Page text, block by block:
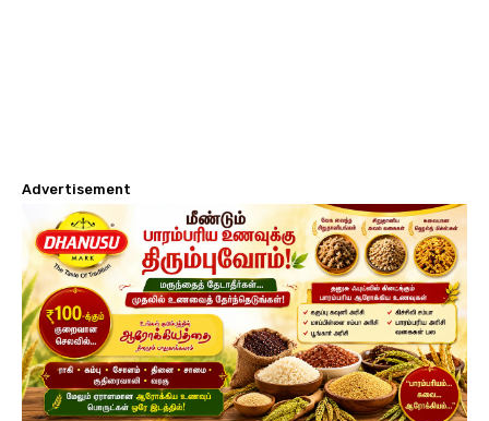
Advertisement